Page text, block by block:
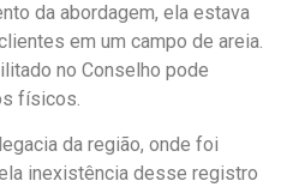
da abordagem, ela estava
em um campo de areia.
no Conselho pode
físicos.
da região, onde foi
inexistência desse registro